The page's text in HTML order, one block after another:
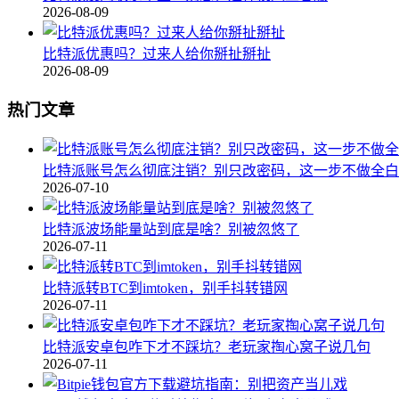
2026-08-09
比特派优惠吗？过来人给你掰扯掰扯
2026-08-09
热门文章
比特派账号怎么彻底注销？别只改密码，这一步不做全
2026-07-10
比特派波场能量站到底是啥？别被忽悠了
2026-07-11
比特派转BTC到imtoken，别手抖转错网
2026-07-11
比特派安卓包咋下才不踩坑？老玩家掏心窝子说几句
2026-07-11